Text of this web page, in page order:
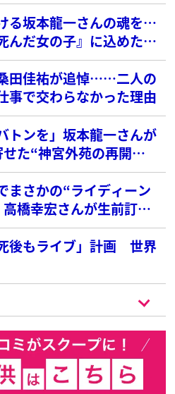
る坂本龍一さんの魂を…
んだ女の子』に込めた祈
田佳祐が追悼……二人の
事で交わらなかった理由
トンを」坂本龍一さんが
た“神宮外苑の再開
まさかの“ライディーン
橋幸宏さんが生前訂正
後もライブ」計画 世界